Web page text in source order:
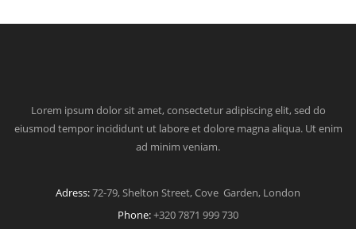
Lorem ipsum dolor sit amet, consectetur adipiscing elit, sed do
eiusmod tempor incididunt ut labore et dolore magna aliqua. Ut enim
ad minim veniam.
Adress:72-79, Shelton Street, Cove Garden, London
Phone:+320 7871 999 730